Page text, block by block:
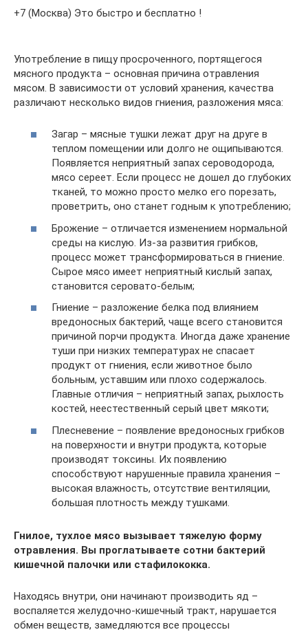
+7 (Москва) Это быстро и бесплатно !
Употребление в пищу просроченного, портящегося
мясного продукта – основная причина отравления
мясом. В зависимости от условий хранения, качества
различают несколько видов гниения, разложения мяса:
Загар – мясные тушки лежат друг на друге в
теплом помещении или долго не ощипываются.
Появляется неприятный запах сероводорода,
мясо сереет. Если процесс не дошел до глубоких
тканей, то можно просто мелко его порезать,
проветрить, оно станет годным к употреблению;
Брожение – отличается изменением нормальной
среды на кислую. Из-за развития грибков,
процесс может трансформироваться в гниение.
Сырое мясо имеет неприятный кислый запах,
становится серовато-белым;
Гниение – разложение белка под влиянием
вредоносных бактерий, чаще всего становится
причиной порчи продукта. Иногда даже хранение
туши при низких температурах не спасает
продукт от гниения, если животное было
больным, уставшим или плохо содержалось.
Главные отличия – неприятный запах, рыхлость
костей, неестественный серый цвет мякоти;
Плесневение – появление вредоносных грибков
на поверхности и внутри продукта, которые
производят токсины. Их появлению
способствуют нарушенные правила хранения –
высокая влажность, отсутствие вентиляции,
большая плотность между тушками.
Гнилое, тухлое мясо вызывает тяжелую форму
отравления. Вы проглатываете сотни бактерий
кишечной палочки или стафилококка.
Находясь внутри, они начинают производить яд –
воспаляется желудочно-кишечный тракт, нарушается
обмен веществ, замедляются все процессы